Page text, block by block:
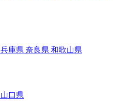
兵庫県 奈良県 和歌山県
山口県